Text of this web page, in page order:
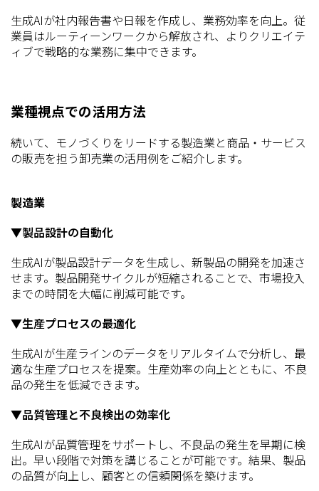
生成AIが社内報告書や日報を作成し、業務効率を向上。従
業員はルーティーンワークから解放され、よりクリエイテ
ィブで戦略的な業務に集中できます。
業種視点での活用方法
続いて、モノづくりをリードする製造業と商品・サービス
の販売を担う卸売業の活用例をご紹介します。
製造業
▼製品設計の自動化
生成AIが製品設計データを生成し、新製品の開発を加速さ
せます。製品開発サイクルが短縮されることで、市場投入
までの時間を大幅に削減可能です。
▼生産プロセスの最適化
生成AIが生産ラインのデータをリアルタイムで分析し、最
適な生産プロセスを提案。生産効率の向上とともに、不良
品の発生を低減できます。
▼品質管理と不良検出の効率化
生成AIが品質管理をサポートし、不良品の発生を早期に検
出。早い段階で対策を講じることが可能です。結果、製品
の品質が向上し、顧客との信頼関係を築けます。